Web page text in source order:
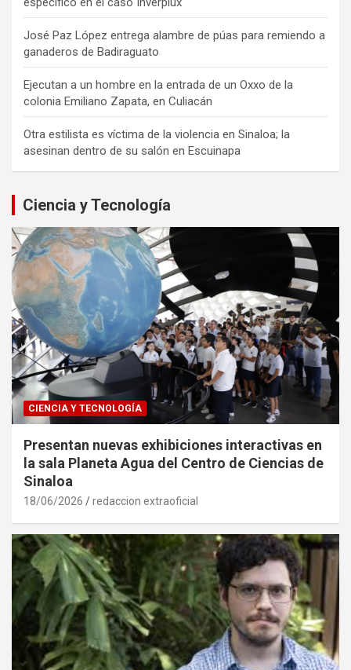
José Paz López entrega alambre de púas para remiendo a
ganaderos de Badiraguato
Ejecutan a un hombre en la entrada de un Oxxo de la
colonia Emiliano Zapata, en Culiacán
Otra estilista es víctima de la violencia en Sinaloa; la
asesinan dentro de su salón en Escuinapa
Ciencia y Tecnología
CIENCIA Y TECNOLOGÍA
Presentan nuevas exhibiciones interactivas en
la sala Planeta Agua del Centro de Ciencias de
Sinaloa
18/06/2026 redaccion extraoficial